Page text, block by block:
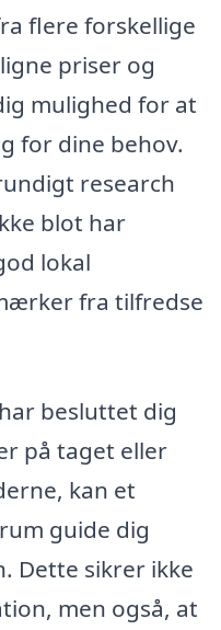
flere forskellige
priser og
mulighed for at
for dine behov.
research
blot har
lokal
fra tilfredse
besluttet dig
på taget eller
kan et
guide dig
Dette sikrer ikke
men også, at